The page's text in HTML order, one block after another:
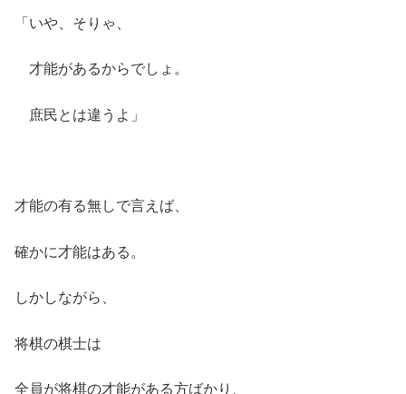
「いや、そりゃ、
才能があるからでしょ。
庶民とは違うよ」
才能の有る無しで言えば、
確かに才能はある。
しかしながら、
将棋の棋士は
全員が将棋の才能がある方ばかり、